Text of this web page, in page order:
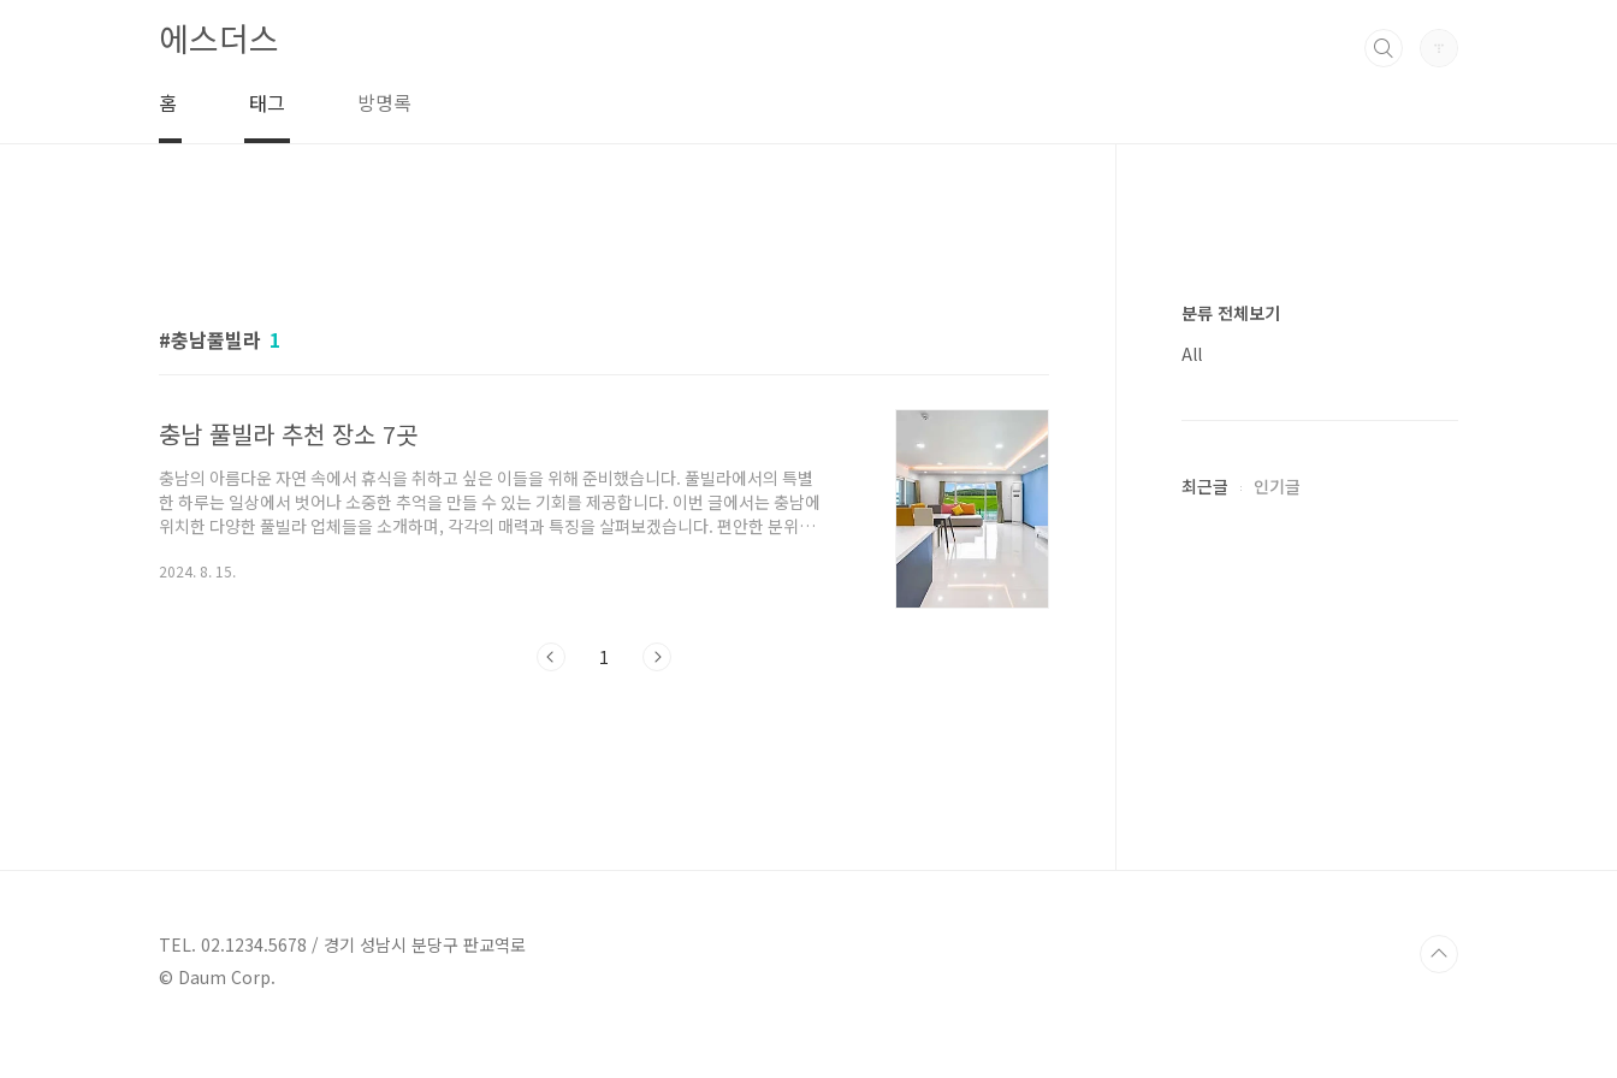
에스더스
홈 태그 방명록
충남풀빌라 1
충남 풀빌라 추천 장소 7곳
충남의 아름다운 자연 속에서 휴식을 취하고 싶은 이들을 위해 준비했습니다. 풀빌라에서의 특별
한 하루는 일상에서 벗어나 소중한 추억을 만들 수 있는 기회를 제공합니다. 이번 글에서는 충남에
위치한 다양한 풀빌라 업체들을 소개하며, 각각의 매력과 특징을 살펴보겠습니다. 편안한 분위기
블루아일랜드 스파 풀빌라 펜션 정보주소 : 충남 태안군 안면읍 밧개길 131-41펜션 충청남도 태
2024. 8. 15.
1
분류 전체보기
All
최근글 인기글
TEL. 02.1234.5678 / 경기 성남시 분당구 판교역로
© Daum Corp.